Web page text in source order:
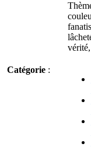
Catégorie :